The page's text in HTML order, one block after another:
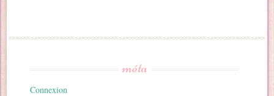
méta
Connexion